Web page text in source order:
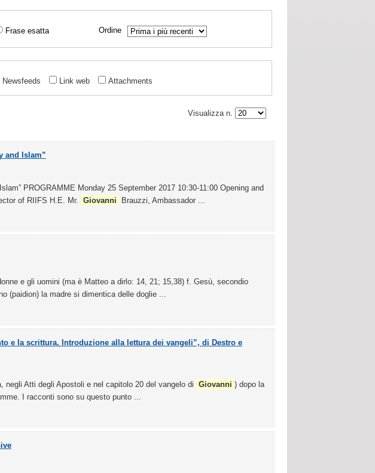
Frase esatta Ordine
Newsfeeds Link web Attachments
Visualizza n.
and Islam”
PROGRAMME Monday 25 September 2017 10:30-11:00 Opening and
of RIIFS H.E. Mr. Giovanni
Brauzzi, Ambassador ...
e gli uomini (ma è Matteo a dirlo: 14, 21; 15,38) f. Gesù, secondio
(paidion) la madre si dimentica delle doglie ...
e la scrittura. Introduzione alla lettura dei vangeli”, di Destro e
negli Atti degli Apostoli e nel capitolo 20 del vangelo di Giovanni ) dopo la
I racconti sono su questo punto ...